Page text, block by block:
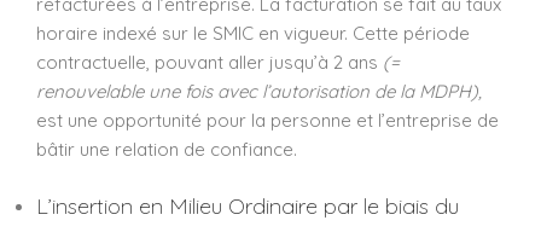
horaire indexé sur le SMIC en vigueur. Cette période
contractuelle, pouvant aller jusqu’à 2 ans (=
renouvelable une fois avec l’autorisation de la MDPH),
est une opportunité pour la personne et l’entreprise de
bâtir une relation de confiance.
L’insertion en Milieu Ordinaire par le biais du